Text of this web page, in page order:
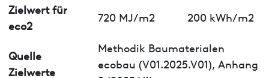
Zielwert für
eco2
720 MJ/m2 200 kWh/m2
Quelle
Zielwerte
Methodik Baumaterialen
ecobau (V01.2025.V01), Anhang